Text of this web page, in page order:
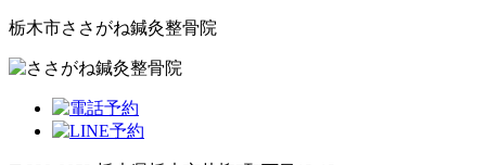
栃木市ささがね鍼灸整骨院